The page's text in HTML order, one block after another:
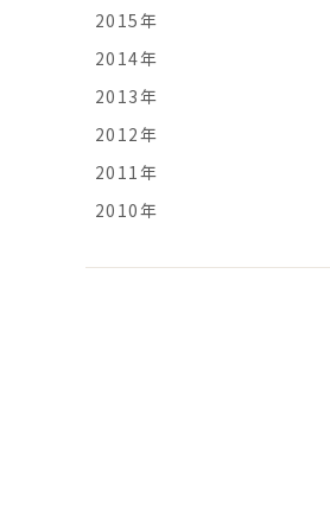
2015年
2014年
2013年
2012年
2011年
2010年